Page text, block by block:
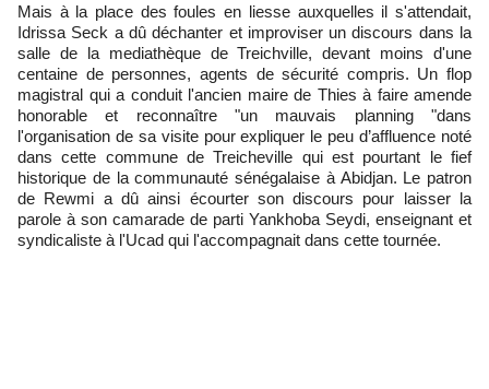
Mais à la place des foules en liesse auxquelles il s'attendait,
Idrissa Seck a dû déchanter et improviser un discours dans la
salle de la mediathèque de Treichville, devant moins d'une
centaine de personnes, agents de sécurité compris. Un flop
magistral qui a conduit l'ancien maire de Thies à faire amende
honorable et reconnaître "un mauvais planning "dans
l'organisation de sa visite pour expliquer le peu d’affluence noté
dans cette commune de Treicheville qui est pourtant le fief
historique de la communauté sénégalaise à Abidjan. Le patron
de Rewmi a dû ainsi écourter son discours pour laisser la
parole à son camarade de parti Yankhoba Seydi, enseignant et
syndicaliste à l'Ucad qui l'accompagnait dans cette tournée.